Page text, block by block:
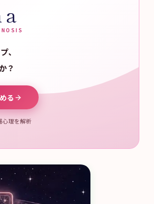
、
？
る
心理を解析